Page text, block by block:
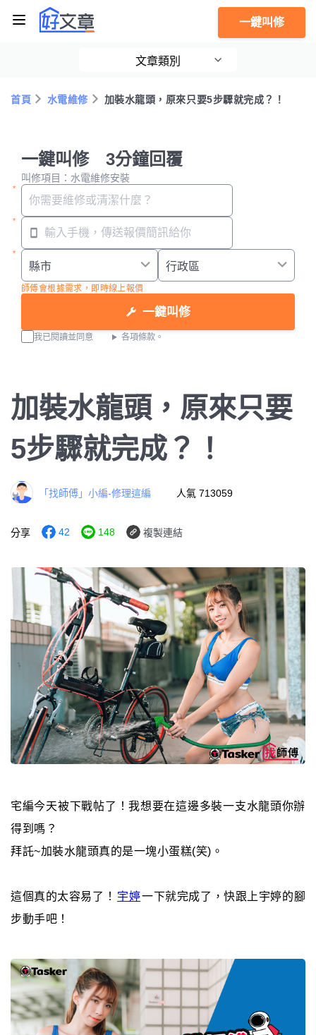
一鍵叫修
文章類別
首頁 水電維修 加裝水龍頭，原來只要5步驟就完成？！
一鍵叫修 3分鐘回覆
叫修項目：水電維修安裝
師傅會根據需求，即時線上報價
一鍵叫修
我已閱讀並同意 各項條款。
加裝水龍頭，原來只要
5步驟就完成？！
「找師傅」小編-修理這編 人氣 713059
分享 42 148 複製連結
宅編今天被下戰帖了！我想要在這邊多裝一支水龍頭你辦
得到嗎？
拜託~加裝水龍頭真的是一塊小蛋糕(笑)。
這個真的太容易了！ 宇婷一下就完成了，快跟上宇婷的腳
步動手吧！